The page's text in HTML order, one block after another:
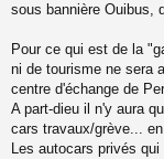
sous bannière Ouibus,
Pour ce qui est de la
ni de tourisme ne sera
centre d'échange de
A part-dieu il n'y aura
cars travaux/grève...
Les autocars privés